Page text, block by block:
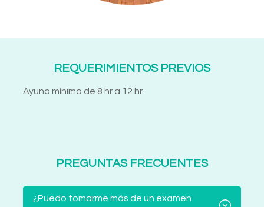
REQUERIMIENTOS PREVIOS
Ayuno mínimo de 8 hr a 12 hr.
PREGUNTAS FRECUENTES
¿Puedo tomarme más de un examen